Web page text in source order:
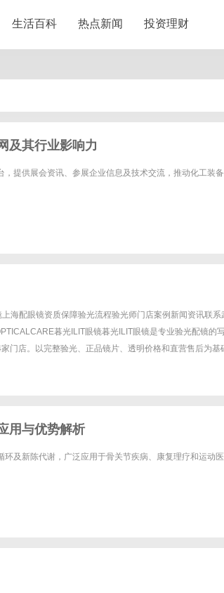
生活百科 热点新闻 投资理财
及其行业影响力
，提供展会资讯、参展企业信息及技术交流，推动化工装
海配眼镜资质保障验光流程验光师门店案例新闻资讯联系
暮光ILIT眼镜暮光ILIT眼镜是专业验光配镜的
门店。以完整验光、正品镜片、透明价格和直营售后为基
用与优势解析
及新陈代谢，广泛应用于骨关节疾病、康复理疗和运动医